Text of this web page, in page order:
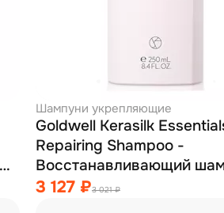
Шампуни укрепляющие
Goldwell Kerasilk
Repairing Shampoo -
Восстанавливающий
для волос 250 мл
3 127 ₽3 021 ₽